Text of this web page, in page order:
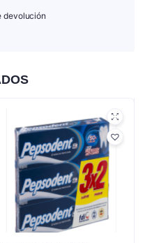
devolución